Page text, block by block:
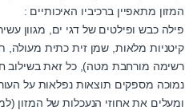
המזון מתאפיין ברכיביו האיכותיים :
פילה כבש ופילטים של דגי ים, מגוון
קיטניות מלאות, שמן זית כתית מעולה,
רשימה מורחבת מטה), כל זאת בשילוב
נמוכה מספקים תוצאות נפלאות על
ומעלים את אחוזי הנעכלות של המזון (למעלה מ- 94%), נתון הנחשב